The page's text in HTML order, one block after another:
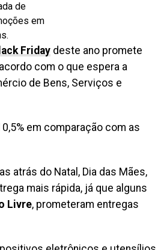
de
em
Friday deste ano promete
com o que espera a
de Bens, Serviços e
em comparação com as
atrás do Natal, Dia das Mães,
mais rápida, já que alguns
Livre, prometeram entregas